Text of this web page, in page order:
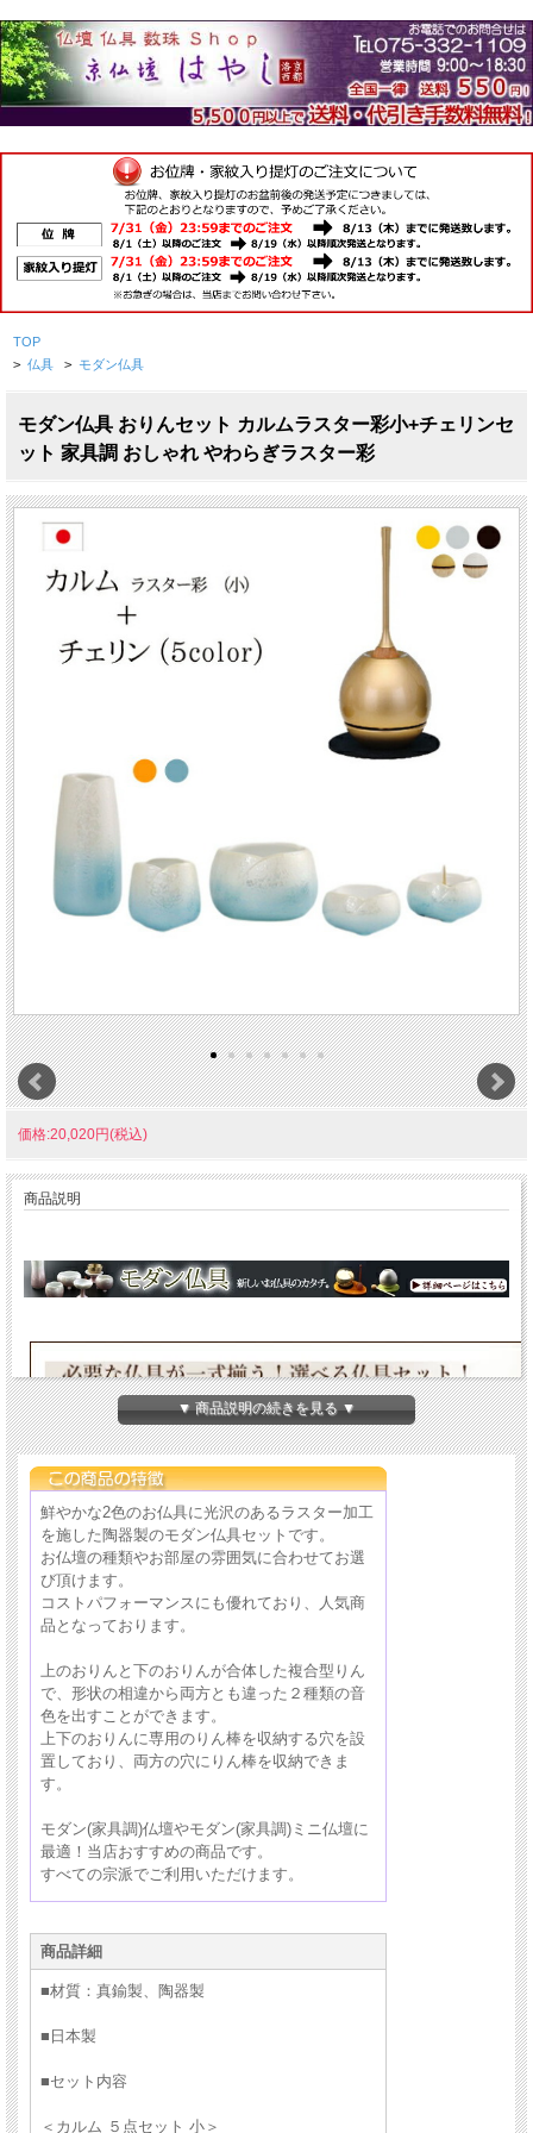
TOP
> 仏具 > モダン仏具
モダン仏具 おりんセット カルムラスター彩小+チェリンセ
ット 家具調 おしゃれ やわらぎラスター彩
価格:20,020円(税込)
商品説明
モダン仏具セット（単体）はこちら ＞
▼ 商品説明の続きを見る ▼
鮮やかな2色のお仏具に光沢のあるラスター加工
を施した陶器製のモダン仏具セットです。
お仏壇の種類やお部屋の雰囲気に合わせてお選
び頂けます。
コストパフォーマンスにも優れており、人気商
品となっております。
上のおりんと下のおりんが合体した複合型りん
で、形状の相違から両方とも違った２種類の音
色を出すことができます。
上下のおりんに専用のりん棒を収納する穴を設
置しており、両方の穴にりん棒を収納できま
す。
モダン(家具調)仏壇やモダン(家具調)ミニ仏壇に
最適！当店おすすめの商品です。
すべての宗派でご利用いただけます。
商品詳細
■材質： 真鍮製、陶器製
■日本製
■セット内容
＜カルム ５点セット 小＞